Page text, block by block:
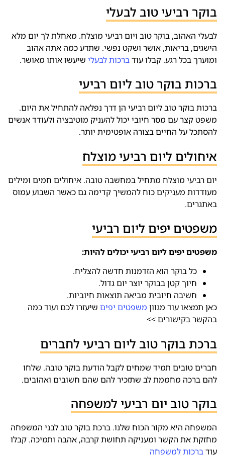
בוקר רביעי טוב לבעלי
לבעלי האהוב, בוקר טוב ויום רביעי מוצלח. מאחלת לך יום מלא
הישגים, בריאות, אושר ושקט נפשי. שתדע כמה אתה אהוב
ומוערך בכל רגע. קבלו עודברכות לבעלי שיעשו אותו מאושר.
ברכות בוקר טוב ליום רביעי
ברכות בוקר טוב ליום רביעי הן דרך נפלאה להתחיל את היום.
משפט קצר עם מסר חיובי יכול להעניק מוטיבציה ולעודד אנשים
להסתכל על החיים בצורה אופטימית יותר.
איחולים ליום רביעי מוצלח
יום רביעי מוצלח מתחיל במחשבה טובה. איחולים חמים ומילים
מעודדות מעניקים כוח להמשיך קדימה גם כאשר השבוע עמוס
באתגרים.
משפטים יפים ליום רביעי
משפטים יפים ליום רביעי יכולים להיות:
כל בוקר הוא הזדמנות חדשה להצליח.
חיוך קטן בבוקר יוצר יום גדול.
חשיבה חיובית מביאה תוצאות חיוביות.
כאן תמצאו עוד מגוון משפטים יפים שיעזרו לכם ועוד כמה
בהקשר בקישורים >>
ברכת בוקר טוב ליום רביעי לחברים
חברים טובים תמיד שמחים לקבל הודעת בוקר טובה. שלחו
להם ברכה מחממת לב שתזכיר להם שהם חשובים ואהובים.
בוקר טוב יום רביעי למשפחה
המשפחה היא מקור הכוח שלנו. ברכת בוקר טוב לבני המשפחה
מחזקת את הקשר ומעניקה תחושת קרבה, אהבה ותמיכה. קבלו
עודברכות למשפחה